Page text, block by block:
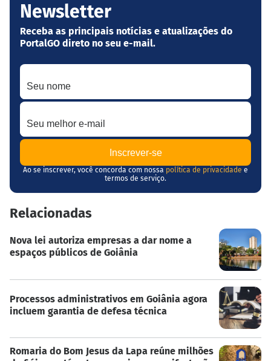
Newsletter
Receba as principais notícias e atualizações do
PortalGO direto no seu e-mail.
Seu nome
Seu melhor e-mail
Ao se inscrever, você concorda com nossa política de privacidade e
termos de serviço.
Relacionadas
Nova lei autoriza empresas a dar nome a
espaços públicos de Goiânia
Processos administrativos em Goiânia agora
incluem garantia de defesa técnica
Romaria do Bom Jesus da Lapa reúne milhões